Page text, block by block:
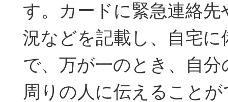
す。カードに緊急連絡先
況などを記載し、自宅
で、万が一のとき、自
周りの人に伝えること